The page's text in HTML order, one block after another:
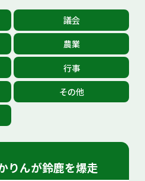
▼
議会
農業
行事
その他
りんが鈴鹿を爆走